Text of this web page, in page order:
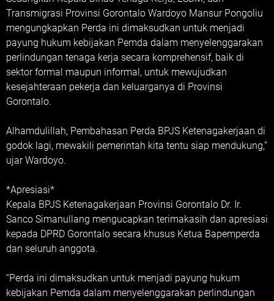
Transmigrasi Provinsi Gorontalo Wardoyo Mansur Pongoliu
mengungkapkan Perda ini dimaksudkan untuk menjadi
payung hukum kebijakan Pemda dalam menyelenggarakan
perlindungan tenaga kerja secara komprehensif, baik di
sektor formal maupun informal, untuk mewujudkan
kesejahteraan pekerja dan keluarganya di Provinsi
Gorontalo.
Alhamdulillah, Pembahasan Perda BPJS Ketenagakerjaan di
godok lagi, mewakili pemerintah kita tentu siap mendukung,”
ujar Wardoyo.
*Apresiasi*
Kepala BPJS Ketenagakerjaan Provinsi Gorontalo Dr. Ir.
Sanco Simanullang mengucapkan terimakasih dan apresiasi
kepada DPRD Gorontalo secara khusus Ketua Bapemperda
dan seluruh anggota.
“Perda ini dimaksudkan untuk menjadi payung hukum
kebijakan Pemda dalam menyelenggarakan perlindungan